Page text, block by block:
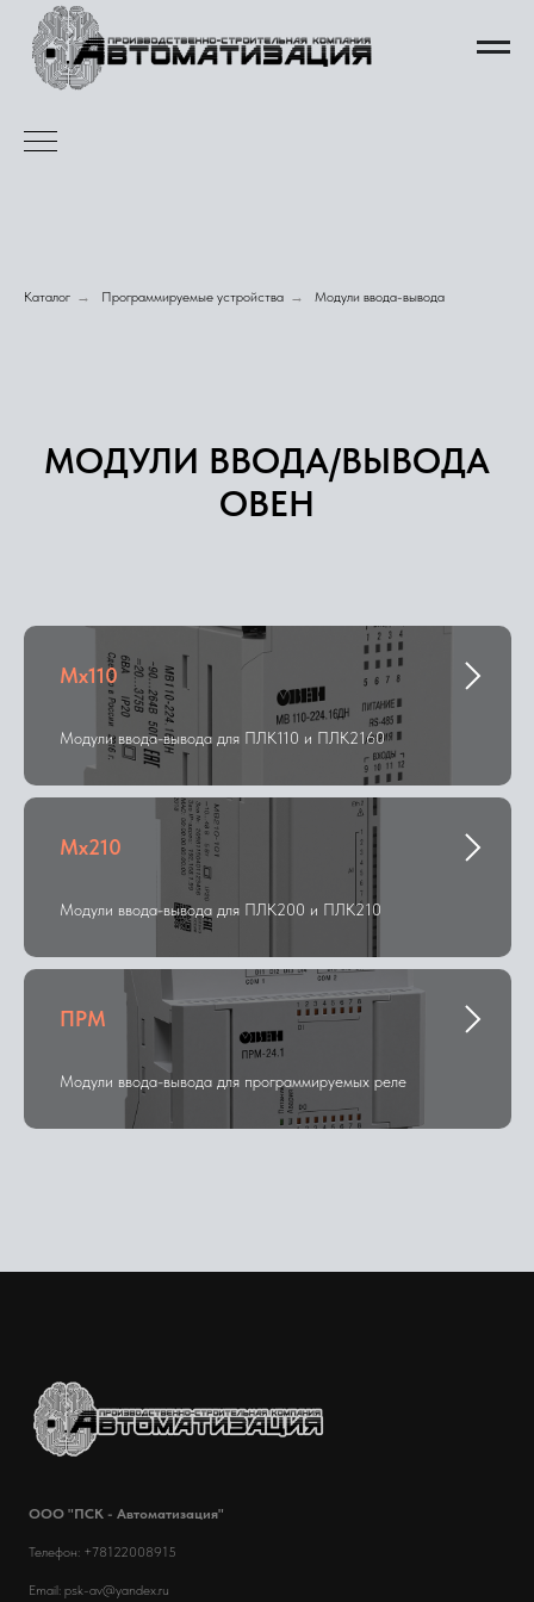
Каталог → Программируемые устройства → Модули ввода-вывода
МОДУЛИ ВВОДА/ВЫВОДА
ОВЕН
Мх110
Модули ввода-вывода для ПЛК110 и ПЛК2160
Мх210
Модули ввода-вывода для ПЛК200 и ПЛК210
ПРМ
Модули ввода-вывода для программируемых реле
ООО "ПСК - Автоматизация"
Телефон: +78122008915
Email: psk-av@yandex.ru